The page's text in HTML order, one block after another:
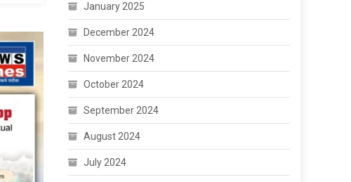
January 2025
December 2024
November 2024
October 2024
September 2024
August 2024
July 2024